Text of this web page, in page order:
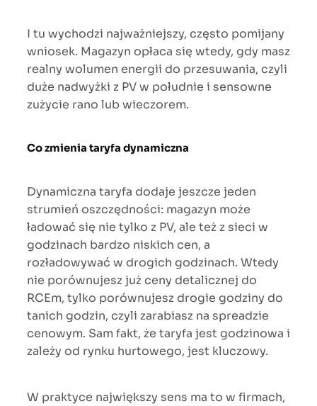
I tu wychodzi najważniejszy, często pomijany
wniosek. Magazyn opłaca się wtedy, gdy masz
realny wolumen energii do przesuwania, czyli
duże nadwyżki z PV w południe i sensowne
zużycie rano lub wieczorem.
Co zmienia taryfa dynamiczna
Dynamiczna taryfa dodaje jeszcze jeden
strumień oszczędności: magazyn może
ładować się nie tylko z PV, ale też z sieci w
godzinach bardzo niskich cen, a
rozładowywać w drogich godzinach. Wtedy
nie porównujesz już ceny detalicznej do
RCEm, tylko porównujesz drogie godziny do
tanich godzin, czyli zarabiasz na spreadzie
cenowym. Sam fakt, że taryfa jest godzinowa i
zależy od rynku hurtowego, jest kluczowy.
W praktyce największy sens ma to w firmach,